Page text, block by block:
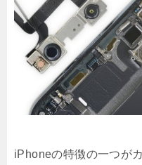
iPhoneの特徴の一つが